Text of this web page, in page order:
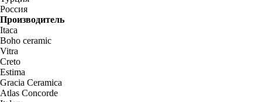
Россия
Производитель
Itaca
Boho ceramic
Vitra
Creto
Estima
Gracia Ceramica
Atlas Concorde